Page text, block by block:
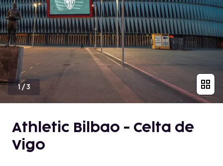
1/3
Athletic Bilbao - Celta de
Vigo